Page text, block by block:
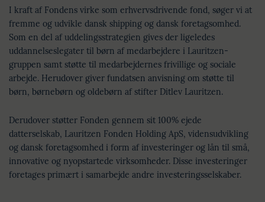
I kraft af Fondens virke som erhvervsdrivende fond, søger vi at
fremme og udvikle dansk shipping og dansk foretagsomhed.
Som en del af uddelingsstrategien gives der ligeledes
uddannelseslegater til børn af medarbejdere i Lauritzen-
gruppen samt støtte til medarbejdernes frivillige og sociale
arbejde. Herudover giver fundatsen anvisning om støtte til
børn, børnebørn og oldebørn af stifter Ditlev Lauritzen.
Derudover støtter Fonden gennem sit 100% ejede
datterselskab, Lauritzen Fonden Holding ApS, vidensudvikling
og dansk foretagsomhed i form af investeringer og lån til små,
innovative og nyopstartede virksomheder. Disse investeringer
foretages primært i samarbejde andre investeringsselskaber.